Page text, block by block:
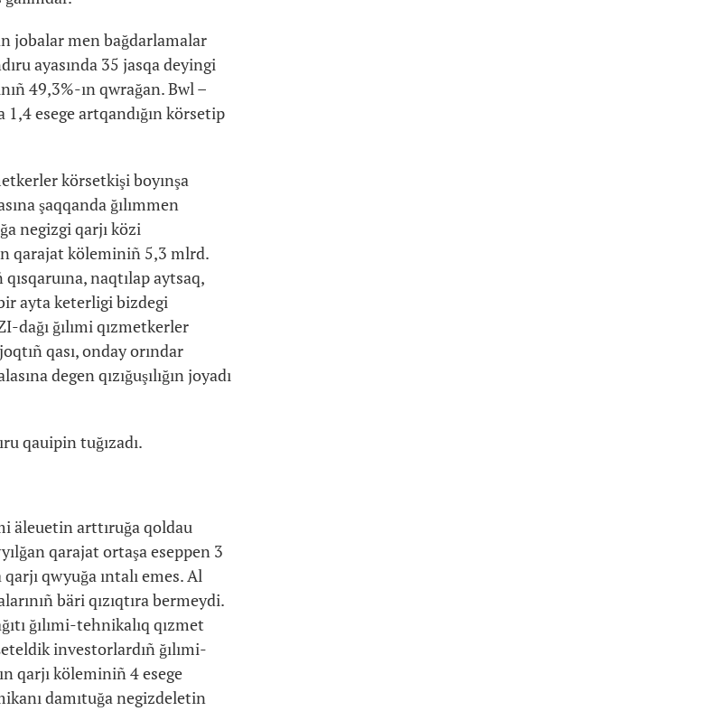
jobalar men bağdarlamalar
ayasında 35 jasqa deyingi
49,3%-ın qwrağan. Bwl –
esege artqandığın körsetip
körsetkişi boyınşa
şaqqanda ğılımmen
negizgi qarjı közi
qarajat köleminiñ 5,3 mlrd.
qısqaruına, naqtılap aytsaq,
bir ayta keterligi bizdegi
dağı ğılımi qızmetkerler
qası, onday orındar
degen qızığuşılığın joyadı
qauipin tuğızadı.
äleuetin arttıruğa qoldau
qarajat ortaşa eseppen 3
qwyuğa ıntalı emes. Al
bäri qızıqtıra bermeydi.
ğılımi-tehnikalıq qızmet
investorlardıñ ğılımi-
qarjı köleminiñ 4 esege
damıtuğa negizdeletin